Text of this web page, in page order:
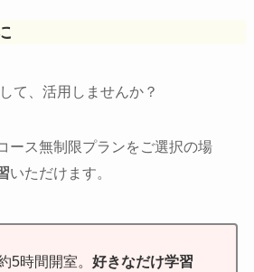
て、活用しませんか？
ース無制限プランをご選択の場
いただけます。
5時間開室。好きなだけ学習